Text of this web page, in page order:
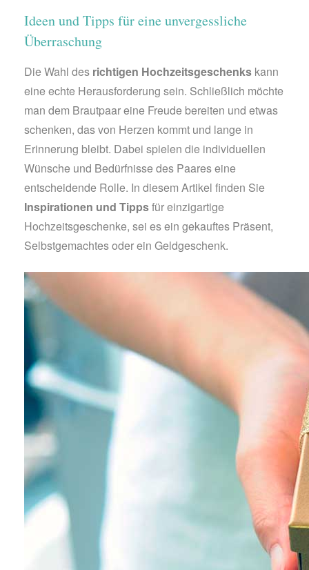
Ideen und Tipps für eine unvergessliche
Überraschung
Die Wahl des richtigen Hochzeitsgeschenks kann
eine echte Herausforderung sein. Schließlich möchte
man dem Brautpaar eine Freude bereiten und etwas
schenken, das von Herzen kommt und lange in
Erinnerung bleibt. Dabei spielen die individuellen
Wünsche und Bedürfnisse des Paares eine
entscheidende Rolle. In diesem Artikel finden Sie
Inspirationen und Tippsfür einzigartige
Hochzeitsgeschenke, sei es ein gekauftes Präsent,
Selbstgemachtes oder ein Geldgeschenk.